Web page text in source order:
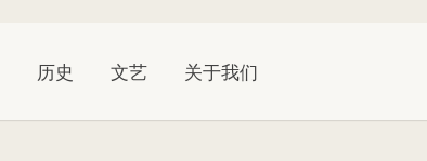
历史 文艺 关于我们